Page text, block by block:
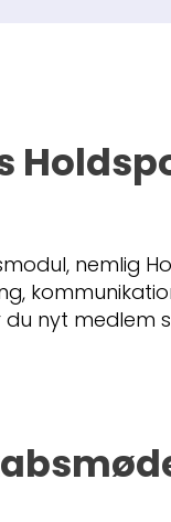
nemlig
nyt medlem